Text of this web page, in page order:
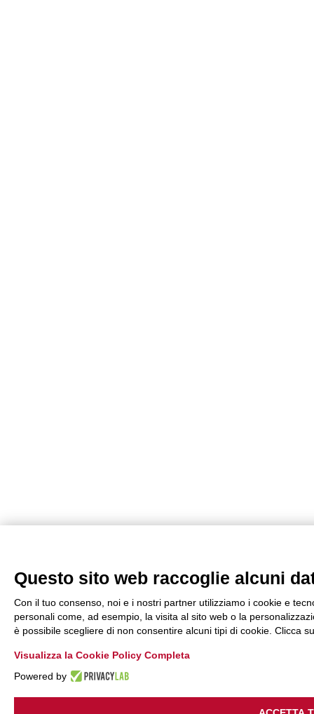
Questo sito web raccoglie alcuni
Con il tuo consenso, noi e i nostri partner utilizziamo i cookie e
personali come, ad esempio, la visita al sito web o la
è possibile scegliere di non consentire alcuni tipi di cookie. Clicca
Visualizza la Cookie Policy Completa
Powered by